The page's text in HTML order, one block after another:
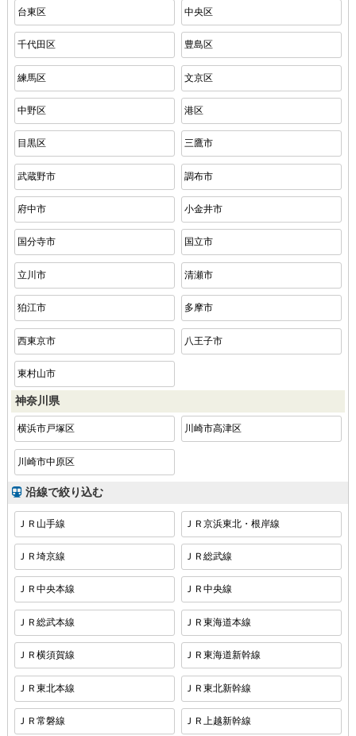
台東区 中央区
千代田区 豊島区
練馬区 文京区
中野区 港区
目黒区 三鷹市
武蔵野市 調布市
府中市 小金井市
国分寺市 国立市
立川市 清瀬市
狛江市 多摩市
西東京市 八王子市
東村山市
神奈川県
横浜市戸塚区 川崎市高津区
川崎市中原区
沿線で絞り込む
ＪＲ山手線 ＪＲ京浜東北・根岸線
ＪＲ埼京線 ＪＲ総武線
ＪＲ中央本線 ＪＲ中央線
ＪＲ総武本線 ＪＲ東海道本線
ＪＲ横須賀線 ＪＲ東海道新幹線
ＪＲ東北本線 ＪＲ東北新幹線
ＪＲ常磐線 ＪＲ上越新幹線